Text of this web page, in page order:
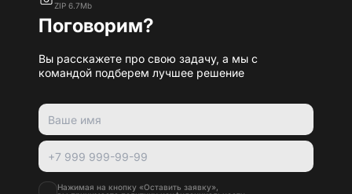
ZIP 6.7Mb
Поговорим?
Вы расскажете про свою задачу, а мы с
командой подберем лучшее решение
Нажимая на кнопку «Оставить заявку»,